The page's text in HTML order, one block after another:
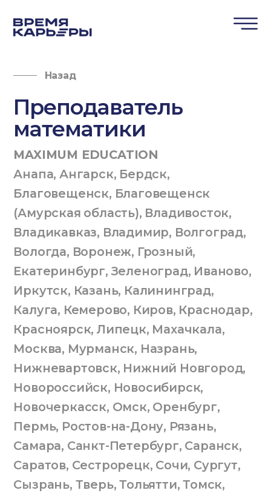
Назад
Преподаватель
математики
MAXIMUM EDUCATION
Анапа, Ангарск, Бердск,
Благовещенск, Благовещенск
(Амурская область), Владивосток,
Владикавказ, Владимир, Волгоград,
Вологда, Воронеж, Грозный,
Екатеринбург, Зеленоград, Иваново,
Иркутск, Казань, Калининград,
Калуга, Кемерово, Киров, Краснодар,
Красноярск,Липецк, Махачкала,
Москва, Мурманск, Назрань,
Нижневартовск, Нижний Новгород,
Новороссийск, Новосибирск,
Новочеркасск, Омск, Оренбург,
Пермь, Ростов-на-Дону, Рязань,
Самара, Санкт-Петербург, Саранск,
Саратов, Сестрорецк, Сочи, Сургут,
Сызрань, Тверь,Тольятти,Томск,